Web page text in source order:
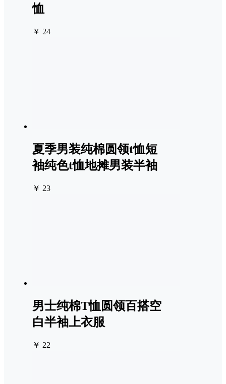
恤
￥ 24
夏季男装纯棉圆领t恤短
袖纯色t恤地摊男装半袖
￥ 23
男士纯棉T恤圆领百搭空
白半袖上衣服
￥ 22